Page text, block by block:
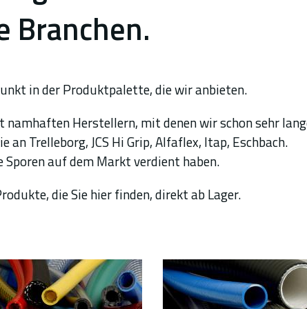
Branchen.
in der Produktpalette, die wir anbieten.
namhaften Herstellern, mit denen wir schon sehr
an Trelleborg, JCS Hi Grip, Alfaflex, Itap, Eschbach.
auf dem Markt verdient haben.
die Sie hier finden, direkt ab Lager.